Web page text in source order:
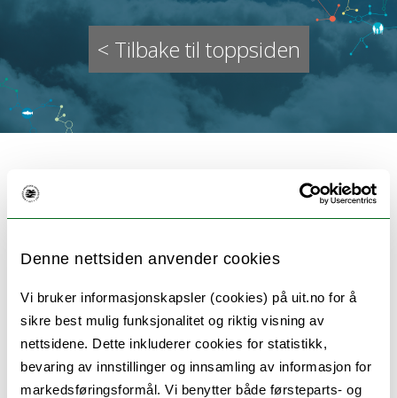
Denne nettsiden anvender cookies
Vi bruker informasjonskapsler (cookies) på uit.no for å
sikre best mulig funksjonalitet og riktig visning av
nettsidene. Dette inkluderer cookies for statistikk,
bevaring av innstillinger og innsamling av informasjon for
markedsføringsformål. Vi benytter både førsteparts- og
< Tilbake til toppsiden